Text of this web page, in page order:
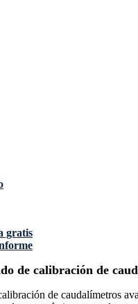
gratis
de calibración de
de caudalímetros